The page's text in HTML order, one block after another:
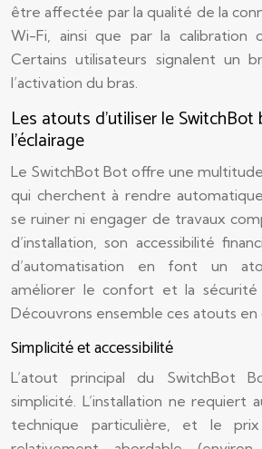
être affectée par la qualité de la
Wi-Fi, ainsi que par la calibration
Certains utilisateurs signalent un
l’activation du bras.
Les atouts d’utiliser le
l’éclairage
Le SwitchBot Bot offre une
qui cherchent à rendre
se ruiner ni engager de travaux
d’installation, son accessibilité
d’automatisation en font un
améliorer le confort et la
Découvrons ensemble ces atouts en
Simplicité et accessibilité
L’atout principal du SwitchBot
simplicité. L’installation ne requiert
technique particulière, et le